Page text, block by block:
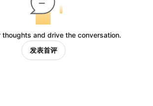
thoughts and drive the conversation.
发表首评